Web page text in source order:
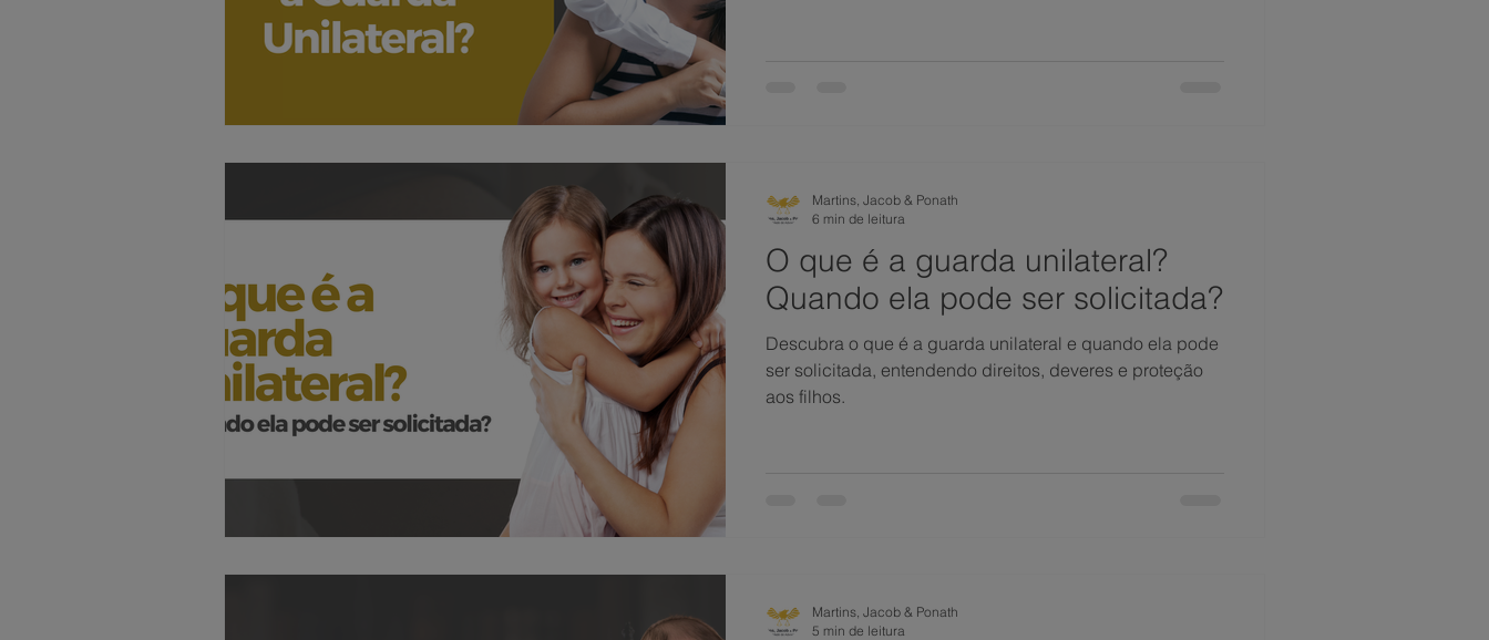
O que é a guarda unilateral?
Quando ela pode ser solicitada?
Descubra o que é a guarda unilateral e quando ela pode
ser solicitada, entendendo direitos, deveres e proteção
aos filhos.
Martins, Jacob & Ponath
6 min de leitura
Martins, Jacob & Ponath
5 min de leitura